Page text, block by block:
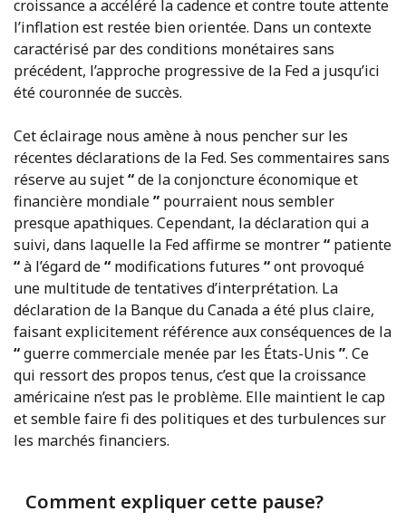
croissance a accéléré la cadence et contre toute attente
l’inflation est restée bien orientée. Dans un contexte
caractérisé par des conditions monétaires sans
précédent, l’approche progressive de la Fed a jusqu’ici
été couronnée de succès.
Cet éclairage nous amène à nous pencher sur les
récentes déclarations de la Fed. Ses commentaires sans
réserve au sujet“de la conjoncture économique et
financière mondiale” pourraient nous sembler
presque apathiques. Cependant, la déclaration qui a
suivi, dans laquelle la Fed affirme se montrer“ patiente
“à l’égard de“ modifications futures “ont provoqué
une multitude de tentatives d’interprétation. La
déclaration de la Banque du Canada a été plus claire,
faisant explicitement référence aux conséquences de la
“guerre commerciale menée par les États-Unis ”. Ce
qui ressort des propos tenus, c’est que la croissance
américaine n’est pas le problème. Elle maintient le cap
et semble faire fi des politiques et des turbulences sur
les marchés financiers.
Comment expliquer cette pause?